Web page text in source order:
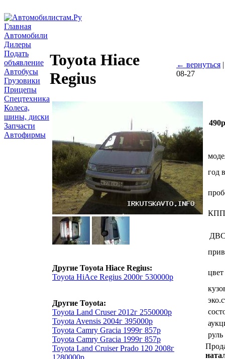
Главная
Автомобили
Дилеры
Подать
объявление
Автобусы
Грузовики
Прицепы
Спецтехника
Колеса,
шины, диски
Запчасти
Автофирмы
Toyota Hiace
Regius
← вернуться
08-27
Другие Toyota Hiace Regius:
Toyota HiAce Regius 2000г 530000р
Другие Toyota:
Toyota Land Cruser 2012г 2550000р
Toyota Avensis 2004г 395000р
Toyota Camry Gracia 1999г 857р
Toyota Camry Gracia 1999г 857р
Toyota Land Cruiser Prado 120 2008г
1280000р
490р
год
КПП
цвет
руль